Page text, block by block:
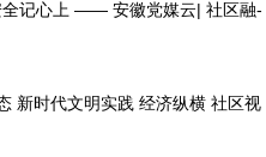
全记心上 —— 安徽党媒云| 社区融-
新时代文明实践 经济纵横 社区视